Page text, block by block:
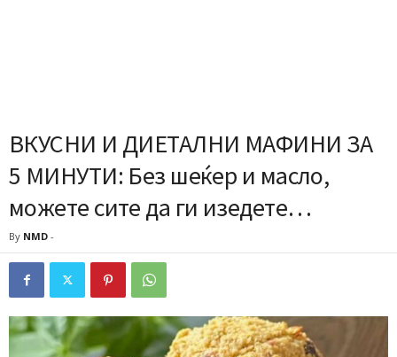
ВКУСНИ И ДИЕТАЛНИ МАФИНИ ЗА
5 МИНУТИ: Без шеќер и масло,
можете сите да ги изедете…
By NMD -